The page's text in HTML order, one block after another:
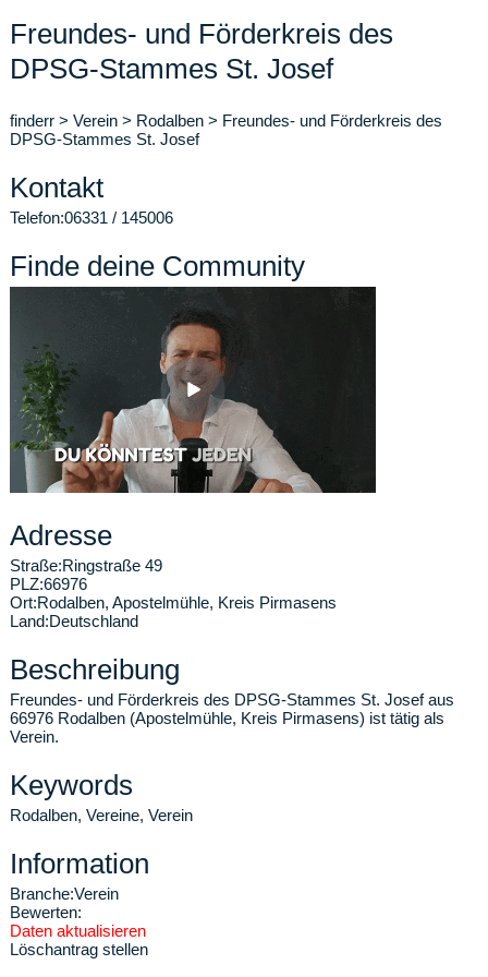
Freundes- und Förderkreis des
DPSG-Stammes St. Josef
finderr > Verein > Rodalben > Freundes- und Förderkreis des
DPSG-Stammes St. Josef
Kontakt
Telefon:06331 / 145006
Finde deine Community
Adresse
Straße:Ringstraße 49
PLZ:66976
Ort:Rodalben, Apostelmühle, Kreis Pirmasens
Land:Deutschland
Beschreibung
Freundes- und Förderkreis des DPSG-Stammes St. Josef aus
66976 Rodalben (Apostelmühle, Kreis Pirmasens) ist tätig als
Verein.
Keywords
Rodalben, Vereine, Verein
Information
Branche:Verein
Bewerten:
Daten aktualisieren
Löschantrag stellen